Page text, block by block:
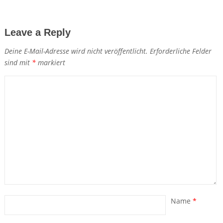
Leave a Reply
Deine E-Mail-Adresse wird nicht veröffentlicht. Erforderliche Felder
sind mit *markiert
Name *